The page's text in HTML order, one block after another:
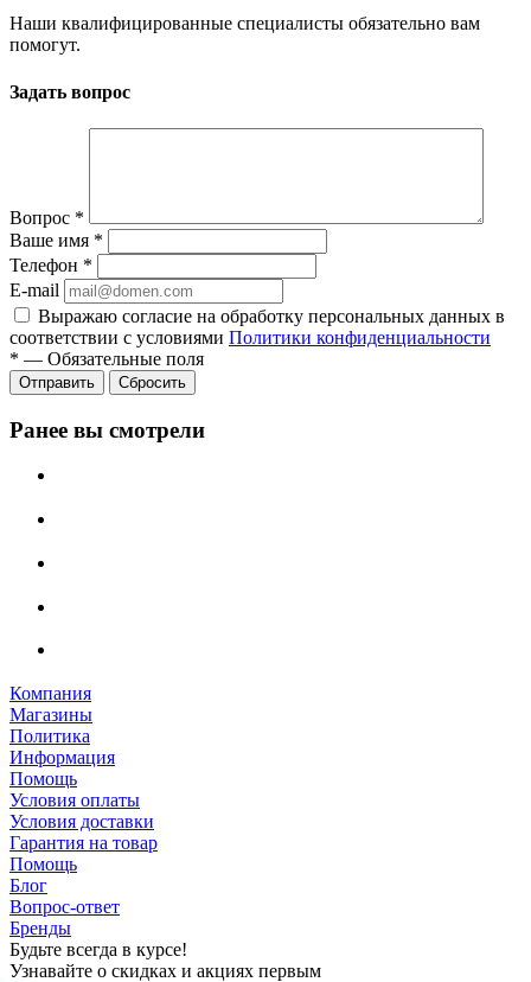
Наши квалифицированные специалисты обязательно вам
помогут.
Задать вопрос
Вопрос *
Ваше имя *
Телефон *
E-mail
Выражаю согласие на обработку персональных данных в
соответствии с условиями Политики конфиденциальности
* — Обязательные поля
Отправить Сбросить
Ранее вы смотрели
Компания
Магазины
Политика
Информация
Помощь
Условия оплаты
Условия доставки
Гарантия на товар
Помощь
Блог
Вопрос-ответ
Бренды
Будьте всегда в курсе!
Узнавайте о скидках и акциях первым